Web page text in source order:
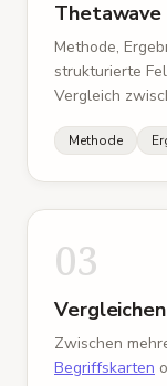
direkt nach
Scoring &
Zwei
zur
Protokolle.
Bedingung
Methode,
strukturierte
Vergleich
Methode
03
Zwischen
Begriffskarten